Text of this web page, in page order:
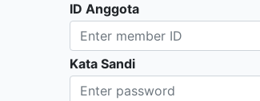
ID Anggota
Kata Sandi